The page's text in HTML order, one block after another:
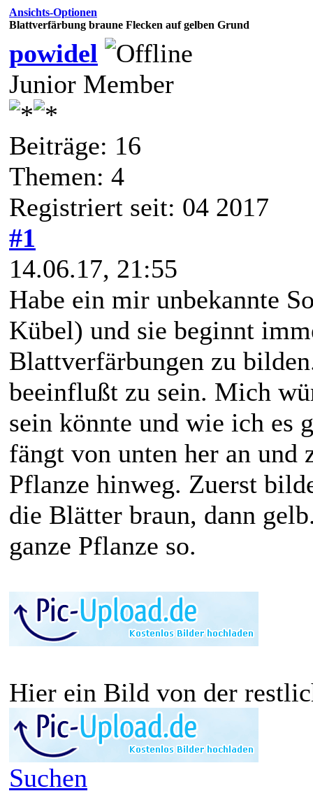
Ansichts-Optionen
Blattverfärbung braune Flecken auf gelben Grund
powidel
Junior Member
Beiträge: 16
Themen: 4
Registriert seit: 04 2017
#1
14.06.17, 21:55
Habe ein mir unbekannte
Kübel) und sie beginnt
Blattverfärbungen zu
beeinflußt zu sein. Mich
sein könnte und wie ich es
fängt von unten her an und
Pflanze hinweg. Zuerst
die Blätter braun, dann
ganze Pflanze so.
Hier ein Bild von der
Suchen